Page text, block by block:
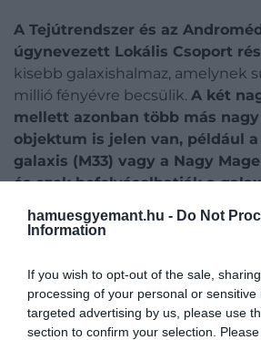
hamuesgyemant.hu - Do Not
Information
If you wish to opt-out of the sale,
processing of your personal or
targeted advertising by us, please use
section to confirm your selection.
A Tejútrendszer és az
úgynevezett Lokális Csoport
kisebb galaxishalmaz, amelynek
millió fényévre becsülik. A két
mellett azonban több más
objektum is jelen van, például
galaxis (M33) vagy a Nagy
és ezek befolyásolhatják a